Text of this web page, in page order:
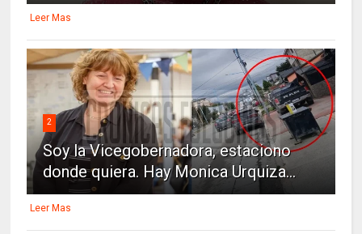
Leer Mas
2
Soy la Vicegobernadora, estaciono
donde quiera. Hay Monica Urquiza...
Leer Mas